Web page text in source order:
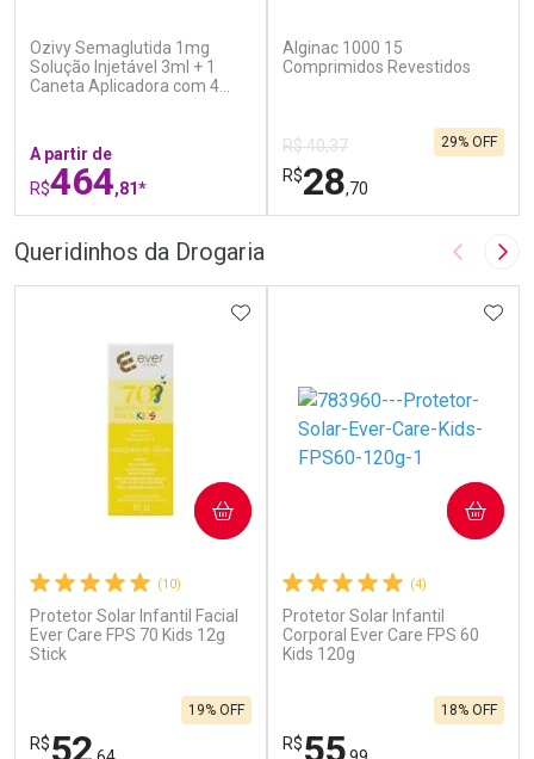
Ozivy Semaglutida 1mg
Solução Injetável 3ml + 1
Caneta Aplicadora com 4
A partir de
R$464,81*
Ativar Desconto
Por R$ 664,02/cada
Comprar sem Desconto
Alginac 1000 15
Comprimidos Revestidos
R$ 40,37
R$28,70
29% OFF
Ativar Desconto
Comprar sem Desconto
Queridinhos da Drogaria Imagem
(10)
Protetor Solar Infantil Facial
Ever Care FPS 70 Kids 12g
Stick
R$52
19% OFF
ADICIONAR AOS FAVORITOS
COMPRAR
(4)
Protetor Solar Infantil
Corporal Ever Care FPS 60
Kids 120g
R$55
18% OFF
COMPRAR